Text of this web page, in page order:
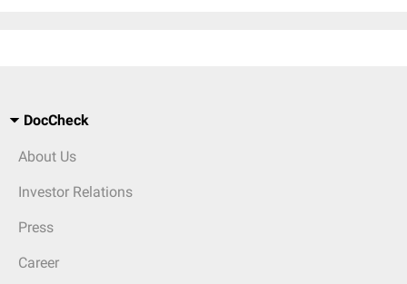
DocCheck
About Us
Investor Relations
Press
Career